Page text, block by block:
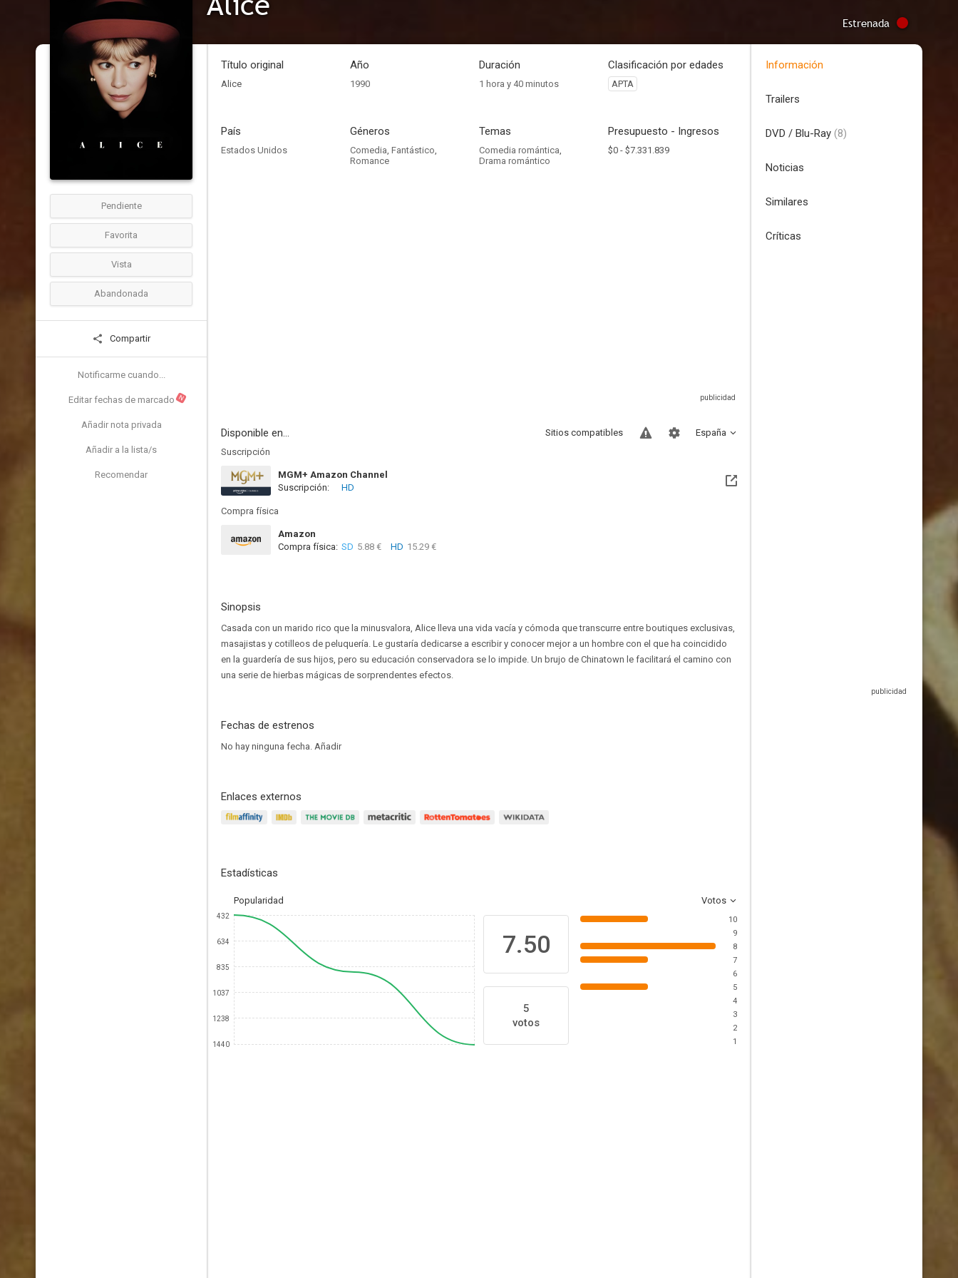
Estrenada
Pendiente
Favorita
Vista
Abandonada
Compartir
Notificarme cuando...
Editar fechas de marcado N
Añadir nota privada
Añadir a la lista/s
Recomendar
Título original
Alice
Año
1990
Duración
1 hora y 40 minutos
Clasificación por edades
APTA
País
Estados Unidos
Géneros
Comedia, Fantástico,
Romance
Temas
Comedia romántica,
Drama romántico
Presupuesto - Ingresos
$0 - $7.331.839
Disponible en... España
Sitios compatibles
Suscripción
MGM+ Amazon Channel
Suscripción:
HD
Compra física
Amazon
Compra física: SD 5.88 € HD 15.29 €
Sinopsis
Casada con un marido rico que la minusvalora, Alice lleva una vida vacía y cómoda que transcurre entre boutiques exclusivas,
masajistas y cotilleos de peluquería. Le gustaría dedicarse a escribir y conocer mejor a un hombre con el que ha coincidido
en la guardería de sus hijos, pero su educación conservadora se lo impide. Un brujo de Chinatown le facilitará el camino con
una serie de hierbas mágicas de sorprendentes efectos.
Fechas de estrenos
No hay ninguna fecha. Añadir
Enlaces externos
Estadísticas
Popularidad Votos
432
634
835
1037
1238
1440
7.50
5
votos
10
9
8
7
6
5
4
3
2
1
Información
Trailers
DVD / Blu-Ray (8)
Noticias
Similares
Críticas